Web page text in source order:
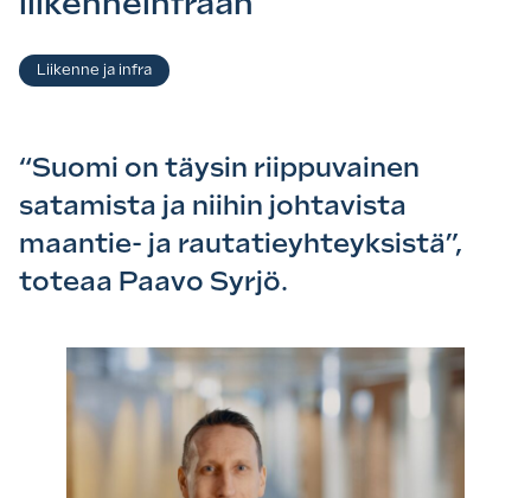
Asiasanat
Liikenne ja infra
“Suomi on täysin riippuvainen
satamista ja niihin johtavista
maantie- ja rautatieyhteyksistä”,
toteaa Paavo Syrjö.